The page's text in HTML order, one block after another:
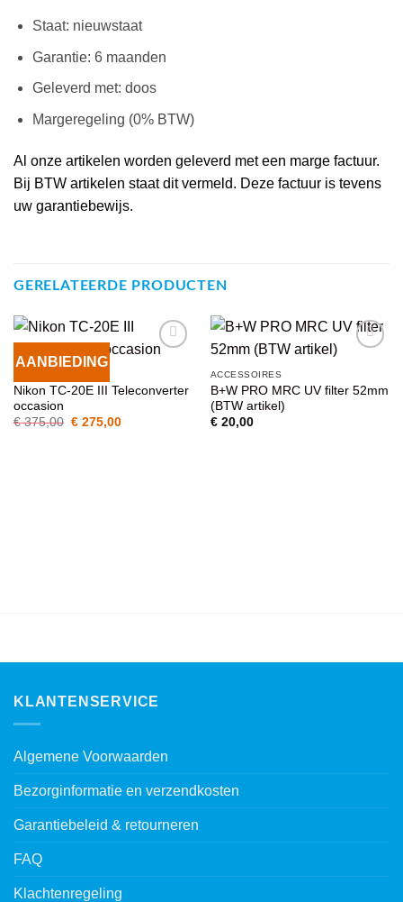
Staat: nieuwstaat
Garantie: 6 maanden
Geleverd met: doos
Margeregeling (0% BTW)
Al onze artikelen worden geleverd met een marge factuur.
Bij BTW artikelen staat dit vermeld. Deze factuur is tevens
uw garantiebewijs.
GERELATEERDE PRODUCTEN
AANBIEDINGVOEG TOE
WENSENLIJST
Nikon TC-20E III Teleconverter
occasion
€375,00 Oorspronkelijke
€275,00Huidige
WENSENLIJST
ACCESSOIRES
B+W PRO MRC UV filter 52mm
(BTW artikel)
€20,00
KLANTENSERVICE
Algemene Voorwaarden
Bezorginformatie en verzendkosten
Garantiebeleid & retourneren
FAQ
Klachtenregeling